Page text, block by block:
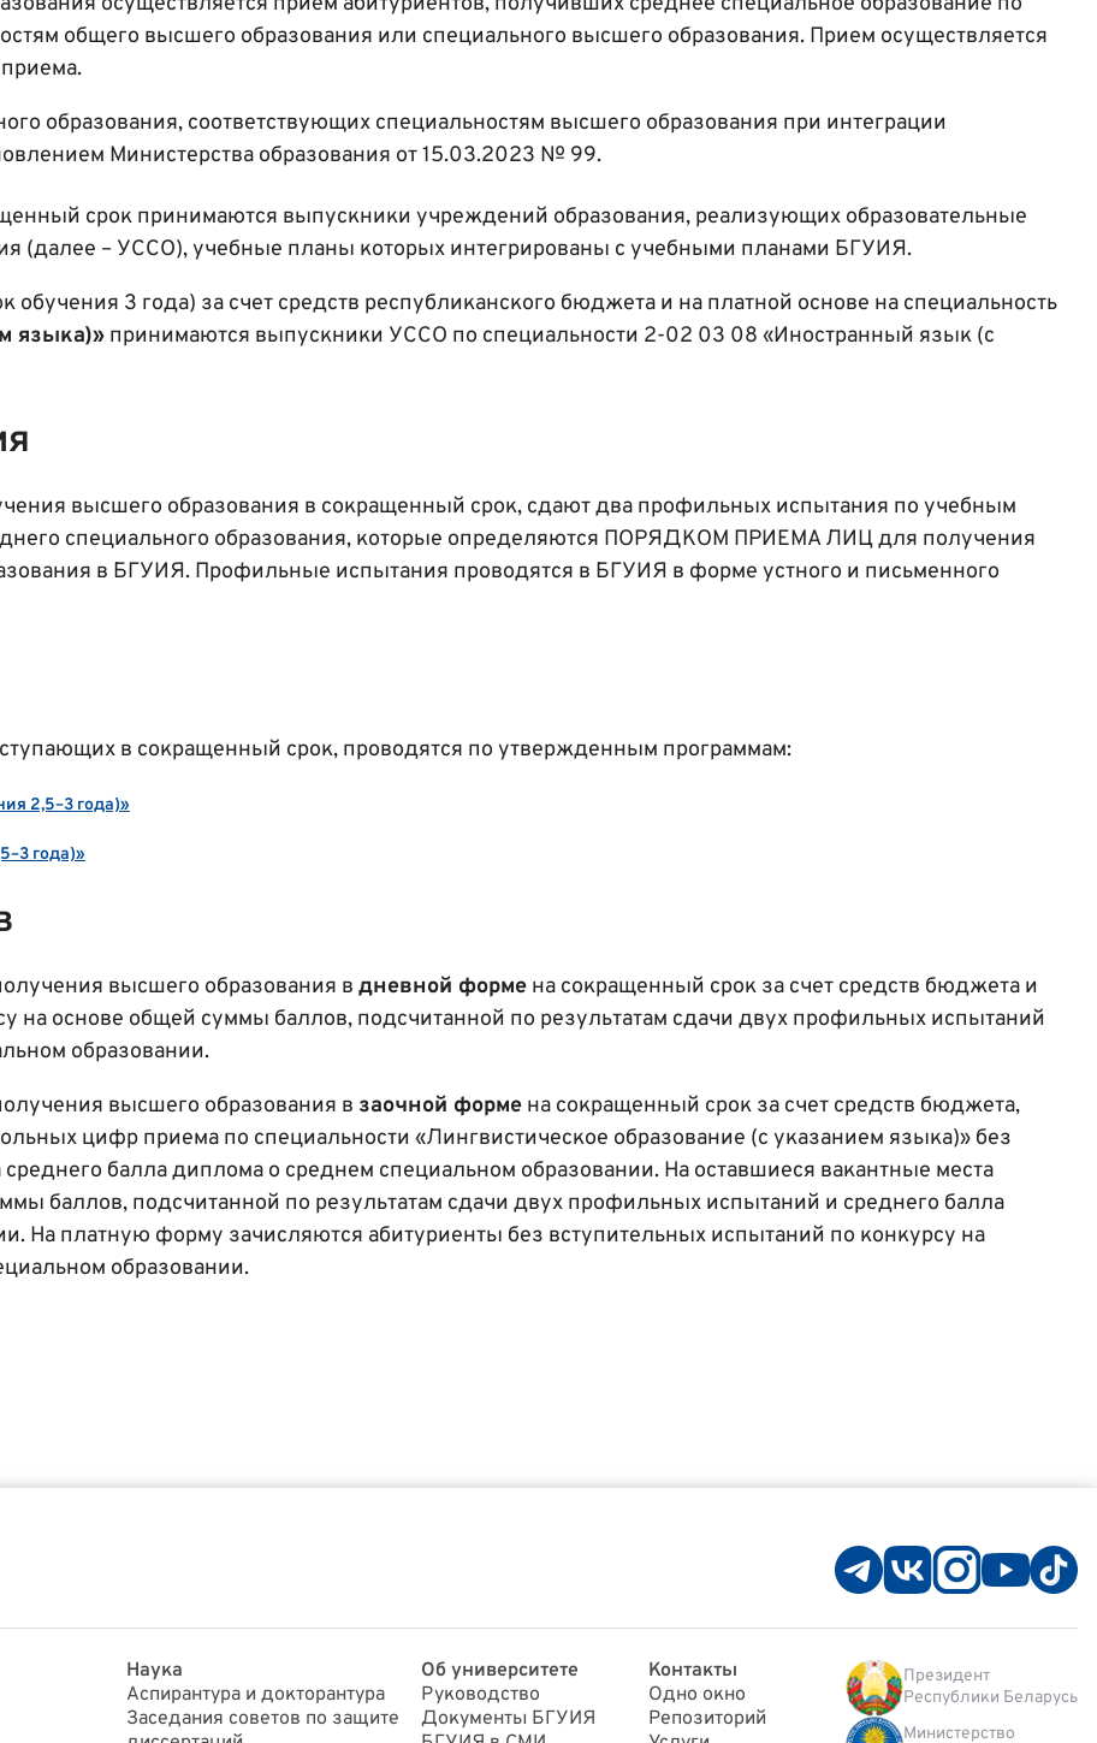
общего высшего образования или специального высшего образования. Прием осуществляется
образования, соответствующих специальностям высшего образования при интеграции
Министерства образования от 15.03.2023 № 99.
срок принимаются выпускники учреждений образования, реализующих образовательные
(далее – УССО), учебные планы которых интегрированы с учебными планами БГУИЯ.
3 года) за счет средств республиканского бюджета и на платной основе на специальность
языка)» принимаются выпускники УССО по специальности 2-02 03 08 «Иностранный язык (с
высшего образования в сокращенный срок, сдают два профильных испытания по учебным
специального образования, которые определяются ПОРЯДКОМ ПРИЕМА ЛИЦ для получения
в БГУИЯ. Профильные испытания проводятся в БГУИЯ в форме устного и письменного
в сокращенный срок, проводятся по утвержденным программам:
2,5–3 года)»
года)»
высшего образования в дневной форме на сокращенный срок за счет средств бюджета и
на основе общей суммы баллов, подсчитанной по результатам сдачи двух профильных испытаний
образовании.
высшего образования в заочной форме на сокращенный срок за счет средств бюджета,
цифр приема по специальности «Лингвистическое образование (с указанием языка)» без
балла диплома о среднем специальном образовании. На оставшиеся вакантные места
баллов, подсчитанной по результатам сдачи двух профильных испытаний и среднего балла
На платную форму зачисляются абитуриенты без вступительных испытаний по конкурсу на
образовании.
Наука
Аспирантура и докторантура
Заседания советов по защите
Об университете
Руководство
Документы БГУИЯ
Контакты
Одно окно
Репозиторий
Президент
Республики Беларусь
Министерство